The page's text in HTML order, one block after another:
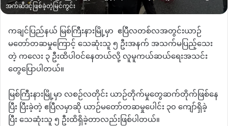
အက်ဆီဒင့်ဖြစ်ခဲ့တဲ့မြင်ကွင်း
ကချင်ပြည်နယ် မြစ်ကြီးနားမြို့မှာ ဧပြီလတစ်လအတွင်းယာဉ်
မတော်တဆမှုကြောင့် သေဆုံးသူ ၅ ဦးအနက် အသက်မပြည့်သေး
တဲ့ ကလေး ၃ ဦးထိပါဝင်နေတယ်လို့ လူမူကယ်ဆယ်ရေးအသင်း
တွေပြောပါတယ်။
မြစ်ကြီးနားမြို့မှာ လစဉ်လတိုင်း ယာဉ်တိုက်မှုတွေဆက်တိုက်ဖြစ်နေ
ပြီး ပြီးခဲ့တဲ့ ဧပြီလမှာဆို ယာဉ်မတော်တဆမှုပေါင်း ၃၀ ကျော်ရှိခဲ့
ပြီး သေဆုံးသူ ၅ ဦးထိရှိခဲ့တာလည်းဖြစ်ပါတယ်။